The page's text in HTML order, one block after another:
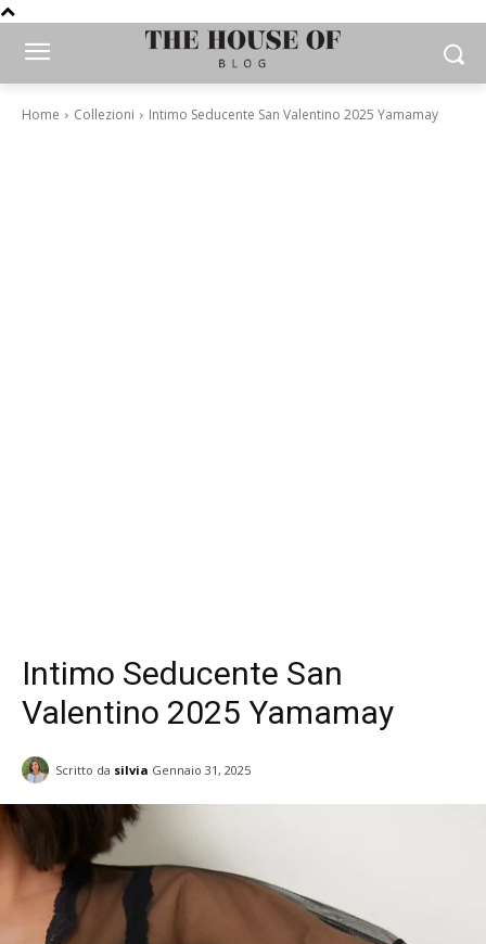
Home Collezioni Intimo Seducente San Valentino 2025 Yamamay
Intimo Seducente San
Valentino 2025 Yamamay
Scritto da silvia Gennaio 31, 2025